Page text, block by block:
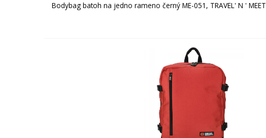
Bodybag batoh na jedno rameno černý ME-051, TRAVEL' N ' MEET